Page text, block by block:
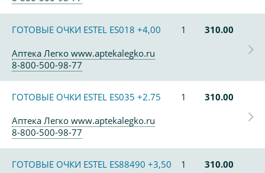
ГОТОВЫЕ ОЧКИ ESTEL ES018 +4,00 1
310.00
Аптека Легко www.aptekalegko.ru
8-800-500-98-77
ГОТОВЫЕ ОЧКИ ESTEL ES035 +2.75 1
310.00
Аптека Легко www.aptekalegko.ru
8-800-500-98-77
ГОТОВЫЕ ОЧКИ ESTEL ES88490 +3,50 1
310.00